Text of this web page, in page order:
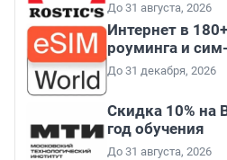
До 31 августа, 2026
Интернет в
роуминга и
До 31 декабря, 2026
Скидка 10% на
год обучения
До 31 августа, 2026